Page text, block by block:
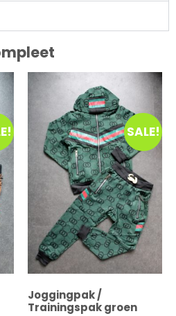
SALE!
Joggingpak /
Trainingspak groen